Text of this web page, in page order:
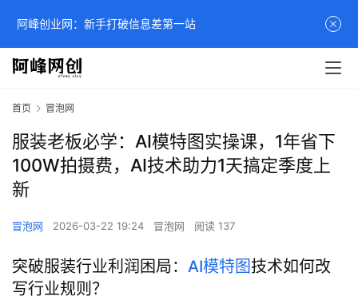
首页 冒泡网
服装老板必学：AI模特图实操课，1年省下
100W拍摄费，AI技术助力1天搞定季度上
新
冒泡网 2026-03-22 19:24 冒泡网 阅读 137
突破服装行业利润困局： AI模特图技术如何改
写行业规则？
阿峰创业网：新手打破信息差第一站